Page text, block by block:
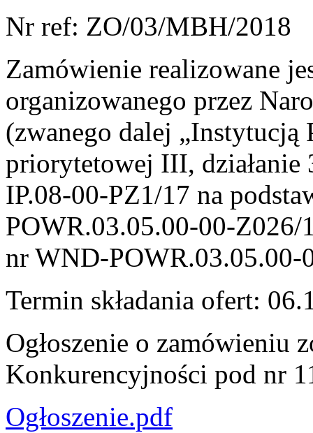
Nr ref: ZO/03/MBH/2018
Zamówienie realizowane
organizowanego przez
(zwanego dalej „Instytucją
priorytetowej III, działanie
IP.08-00-PZ1/17 na
POWR.03.05.00-00-
nr WND-POWR.03.05.00-
Termin składania ofert:
Ogłoszenie o zamówieniu
Konkurencyjności pod nr
Ogłoszenie.pdf